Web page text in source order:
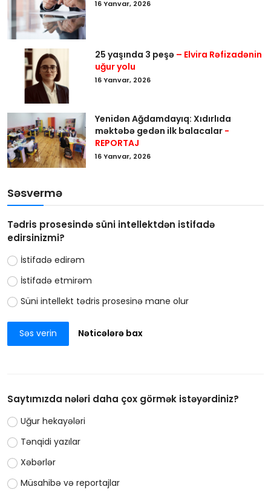
16 Yanvar, 2026
25 yaşında 3 peşə – Elvira Rəfizadənin
uğur yolu
16 Yanvar, 2026
Yenidən Ağdamdayıq: Xıdırlıda
məktəbə gedən ilk balacalar -
REPORTAJ
16 Yanvar, 2026
Səsvermə
Tədris prosesində süni intellektdən istifadə
edirsinizmi?
İstifadə edirəm
İstifadə etmirəm
Süni intellekt tədris prosesinə mane olur
Səs verin Nəticələrə bax
Saytımızda nələri daha çox görmək istəyərdiniz?
Uğur hekayələri
Tənqidi yazılar
Xəbərlər
Müsahibə və reportajlar